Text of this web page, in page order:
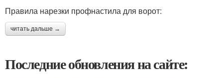
Правила нарезки профнастила для ворот:
читать дальше →
Последние обновления на сайте: